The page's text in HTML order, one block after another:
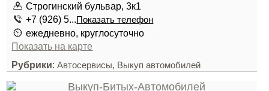
Строгинский бульвар, 3к1
+7 (926) 5...Показать телефон
ежедневно, круглосуточно
Показать на карте
Рубрики:Автосервисы, Выкуп автомобилей